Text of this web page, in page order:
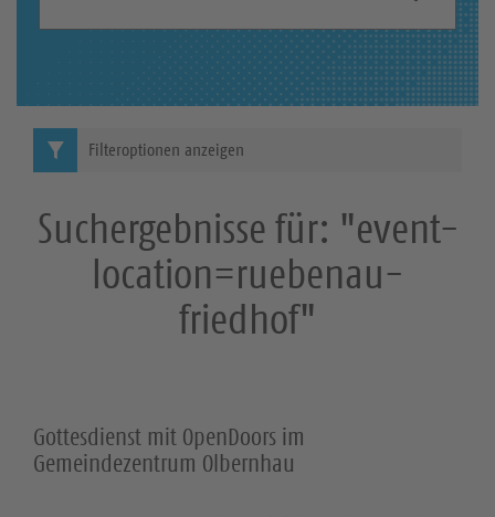
g
i
f
S
u
c
Suchergebnisse für: "event-
location=ruebenau-
friedhof"
Gottesdienst mit OpenDoors im
Gemeindezentrum Olbernhau
Filteroptionen anzeigen